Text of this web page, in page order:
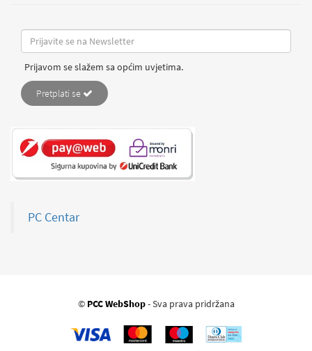
Prijavom se slažem sa općim uvjetima.
Pretplati se
PC Centar
© PCC WebShop- Sva prava pridržana